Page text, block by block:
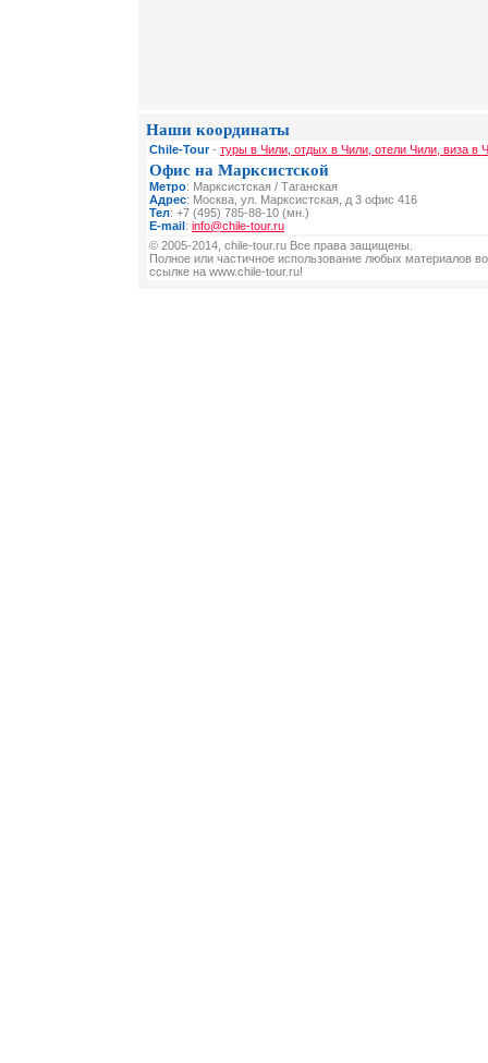
Наши координаты
Chile-Tour- туры в Чили, отдых в Чили, отели Чили, виза в
Офис на Марксистской
Метро: Марксистская / Таганская
Адрес: Москва, ул. Марксистская, д 3 офис 416
Тел: +7 (495) 785-88-10 (мн.)
E-mail: info@chile-tour.ru
© 2005-2014, chile-tour.ru Все права защищены.
Полное или частичное использование любых материалов
ссылке на www.chile-tour.ru!